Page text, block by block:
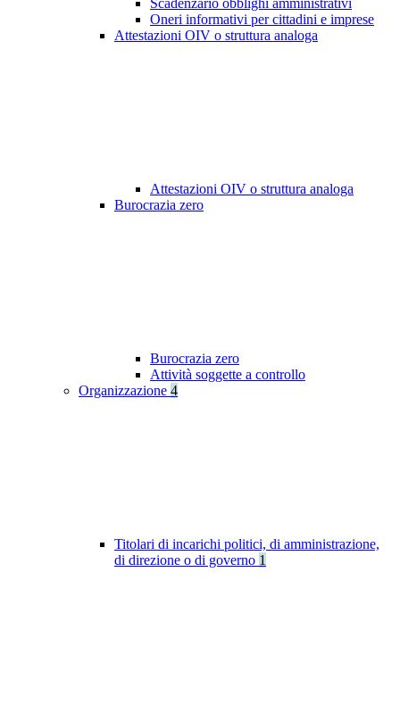
Scadenzario obblighi amministrativi
Oneri informativi per cittadini e imprese
Attestazioni OIV o struttura analoga
Attestazioni OIV o struttura analoga
Burocrazia zero
Burocrazia zero
Attività soggette a controllo
Organizzazione 4
Titolari di incarichi politici, di amministrazione,
di direzione o di governo 1